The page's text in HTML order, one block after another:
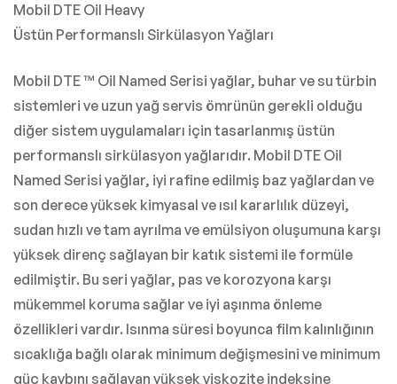
Mobil DTE Oil Heavy
Üstün Performanslı Sirkülasyon Yağları
Mobil DTE ™ Oil Named Serisi yağlar, buhar ve su türbin
sistemleri ve uzun yağ servis ömrünün gerekli olduğu
diğer sistem uygulamaları için tasarlanmış üstün
performanslı sirkülasyon yağlarıdır. Mobil DTE Oil
Named Serisi yağlar, iyi rafine edilmiş baz yağlardan ve
son derece yüksek kimyasal ve ısıl kararlılık düzeyi,
sudan hızlı ve tam ayrılma ve emülsiyon oluşumuna karşı
yüksek direnç sağlayan bir katık sistemi ile formüle
edilmiştir. Bu seri yağlar, pas ve korozyona karşı
mükemmel koruma sağlar ve iyi aşınma önleme
özellikleri vardır. Isınma süresi boyunca film kalınlığının
sıcaklığa bağlı olarak minimum değişmesini ve minimum
güç kaybını sağlayan yüksek viskozite indeksine